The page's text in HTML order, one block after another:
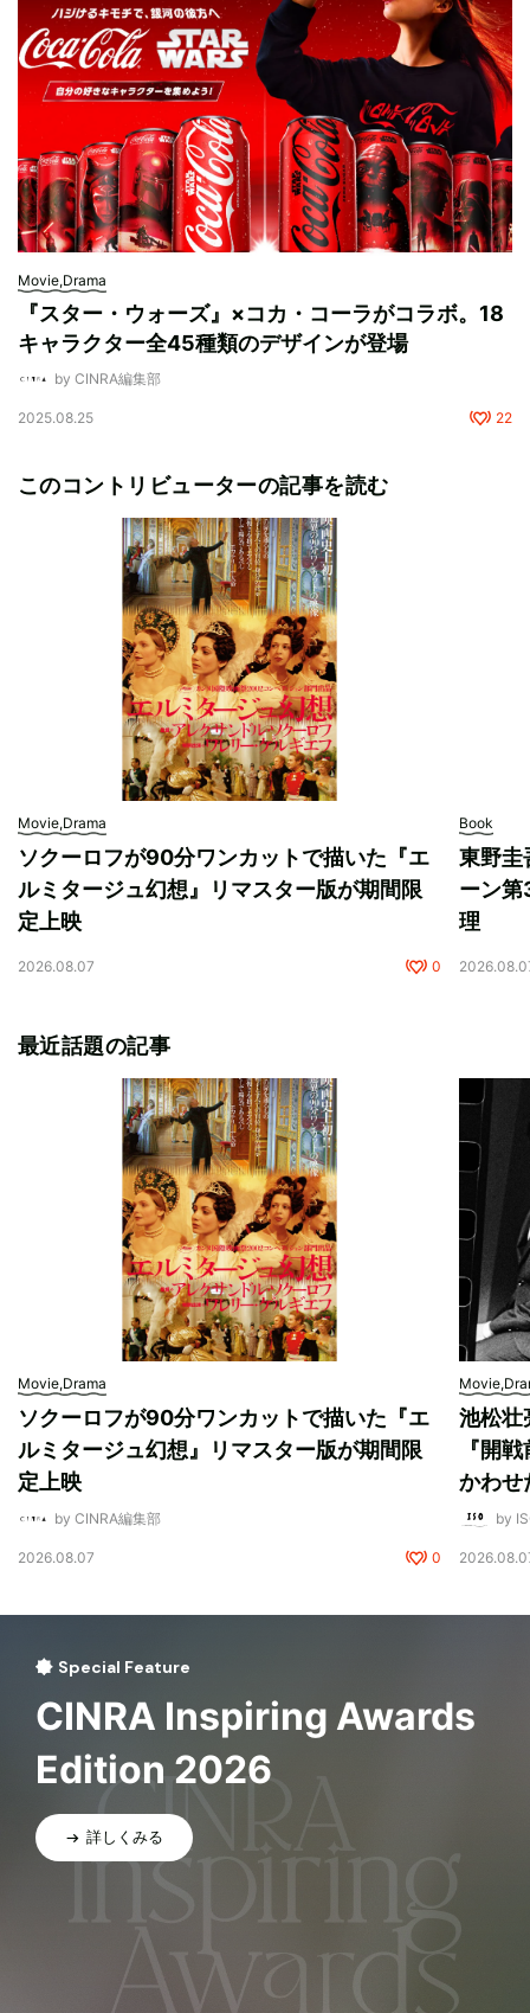
Movie,Drama
『スター・ウォーズ』×コカ・コーラがコラボ。18
キャラクター全45種類のデザインが登場
by CINRA編集部
2025.08.25 22
このコントリビューターの記事を読む
Movie,Drama
ソクーロフが90分ワンカットで描いた『エ
ルミタージュ幻想』リマスター版が期間限
定上映
2026.08.07 0
Book
東野圭
ーン第
理
最近話題の記事
Movie,Drama
ソクーロフが90分ワンカットで描いた『エ
ルミタージュ幻想』リマスター版が期間限
定上映
by CINRA編集部
2026.08.07 0
池松壮
『開
かわせ
by
Special Feature
CINRA Inspiring Awards
Edition 2026
詳しくみる